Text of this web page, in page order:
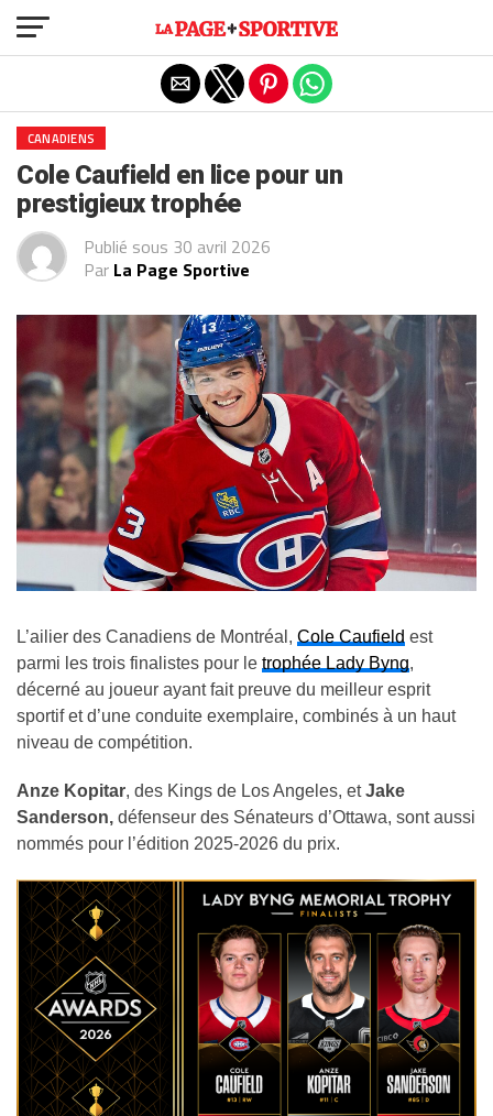
CANADIENS
Cole Caufield en lice pour un
prestigieux trophée
Publié sous 30 avril 2026
Par La Page Sportive
L’ailier des Canadiens de Montréal, Cole Caufield est
parmi les trois finalistes pour le trophée Lady Byng,
décerné au joueur ayant fait preuve du meilleur esprit
sportif et d’une conduite exemplaire, combinés à un haut
niveau de compétition.
Anze Kopitar, des Kings de Los Angeles, etJake
Sanderson, défenseur des Sénateurs d’Ottawa, sont aussi
nommés pour l’édition 2025-2026 du prix.
Exit mobile version